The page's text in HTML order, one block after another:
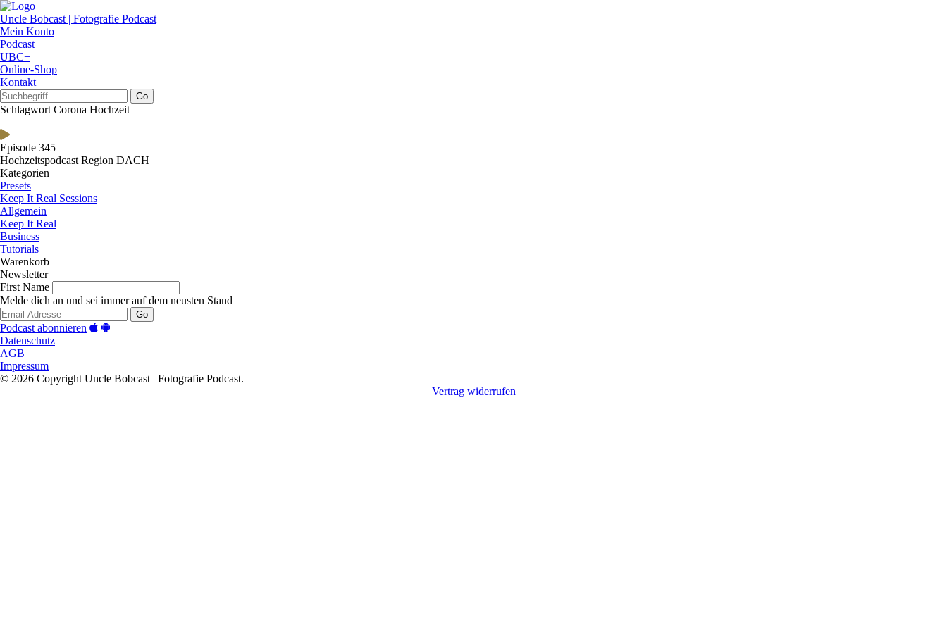
Uncle Bobcast | Fotografie Podcast
Mein Konto
Podcast
UBC+
Online-Shop
Kontakt
Go
Schlagwort Corona Hochzeit
Episode 345
Hochzeitspodcast Region DACH
Kategorien
Presets
Keep It Real Sessions
Allgemein
Keep It Real
Business
Tutorials
Warenkorb
Newsletter
First Name
Melde dich an und sei immer auf dem neusten Stand
Go
Podcast abonnieren
Datenschutz
AGB
Impressum
© 2026 Copyright Uncle Bobcast | Fotografie Podcast.
Vertrag widerrufen